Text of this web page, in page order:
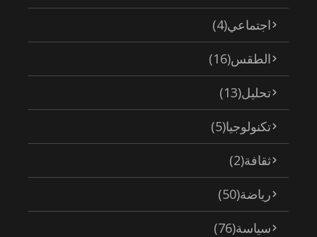
اجتماعي(4)
الطقس(16)
تحليل(13)
تكنولوجيا(5)
ثقافة(2)
رياضة(50)
سياسة(76)